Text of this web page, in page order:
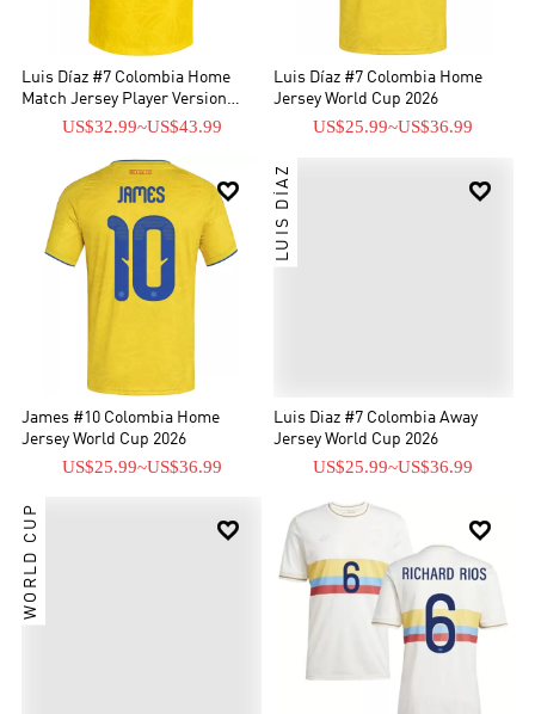
Luis Díaz #7 Colombia Home
Match Jersey Player Version
World Cup 2026
US$32.99~US$43.99
Luis Díaz #7 Colombia Home
Jersey World Cup 2026
US$25.99~US$36.99

James #10 Colombia Home
Jersey World Cup 2026
US$25.99~US$36.99

LUIS DÍAZ
Luis Diaz #7 Colombia Away
Jersey World Cup 2026
US$25.99~US$36.99

WORLD CUP 